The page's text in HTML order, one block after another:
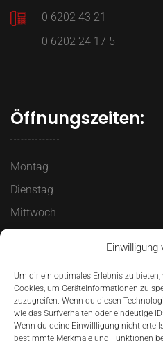
Einwilligung
Um dir ein optimales Erlebnis zu
Cookies, um Geräteinformationen zu
zuzugreifen. Wenn du diesen
wie das Surfverhalten oder eindeutige
Wenn du deine Einwillligung nicht
bestimmte Merkmale und Funktionen
0 6202 43 21
0 6202 24 17 5
Öffnungszeiten:
Montag
Dienstag
Mittwoch
Samstag
Sonntag